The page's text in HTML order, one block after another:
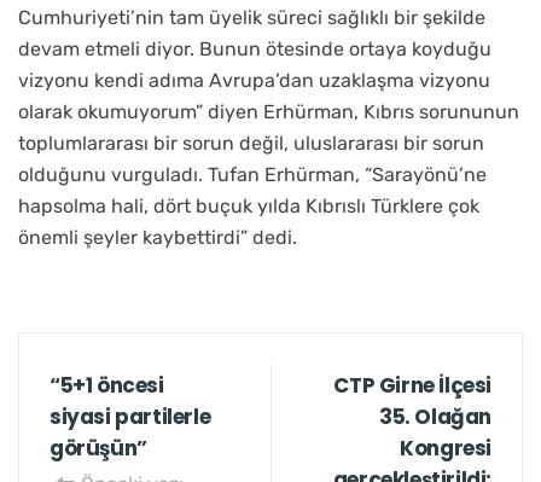
Cumhuriyeti’nin tam üyelik süreci sağlıklı bir şekilde
devam etmeli diyor. Bunun ötesinde ortaya koyduğu
vizyonu kendi adıma Avrupa’dan uzaklaşma vizyonu
olarak okumuyorum” diyen Erhürman, Kıbrıs sorununun
toplumlararası bir sorun değil, uluslararası bir sorun
olduğunu vurguladı. Tufan Erhürman, “Sarayönü’ne
hapsolma hali, dört buçuk yılda Kıbrıslı Türklere çok
önemli şeyler kaybettirdi” dedi.
“5+1 öncesi
siyasi partilerle
görüşün”
CTP Girne İlçesi
35. Olağan
Kongresi